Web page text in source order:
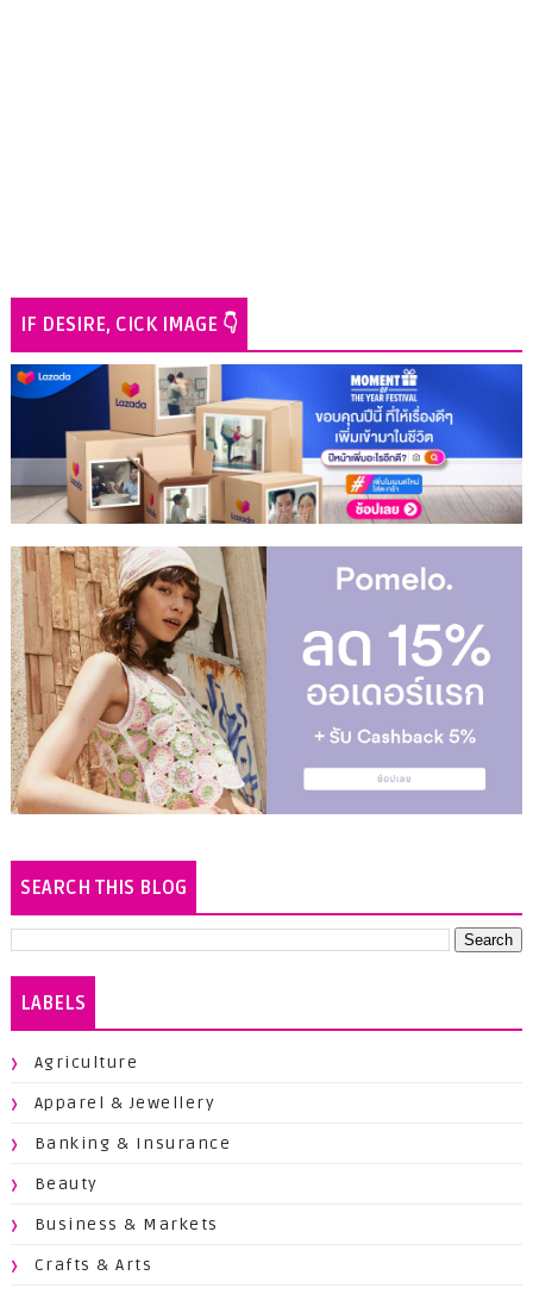
IF DESIRE, CICK IMAGE 👇
SEARCH THIS BLOG
LABELS
Agriculture
Apparel & Jewellery
Banking & Insurance
Beauty
Business & Markets
Crafts & Arts